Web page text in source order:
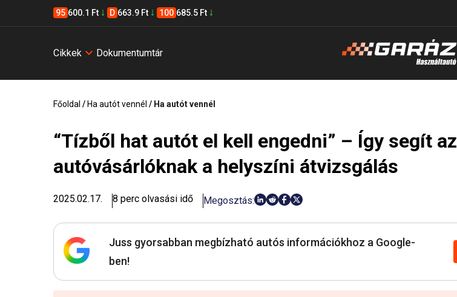
95 600.1 Ft D 663.9 Ft 100 685.5 Ft
Cikkek Dokumentumtár
Főoldal / Ha autót vennél / Ha autót vennél
“Tízből hat autót el kell engedni” – Így segít az
autóvásárlóknak a helyszíni átvizsgálás
2025.02.17. 8 perc olvasási idő Megosztás:
Juss gyorsabban megbízható autós információkhoz a Google-
ben!